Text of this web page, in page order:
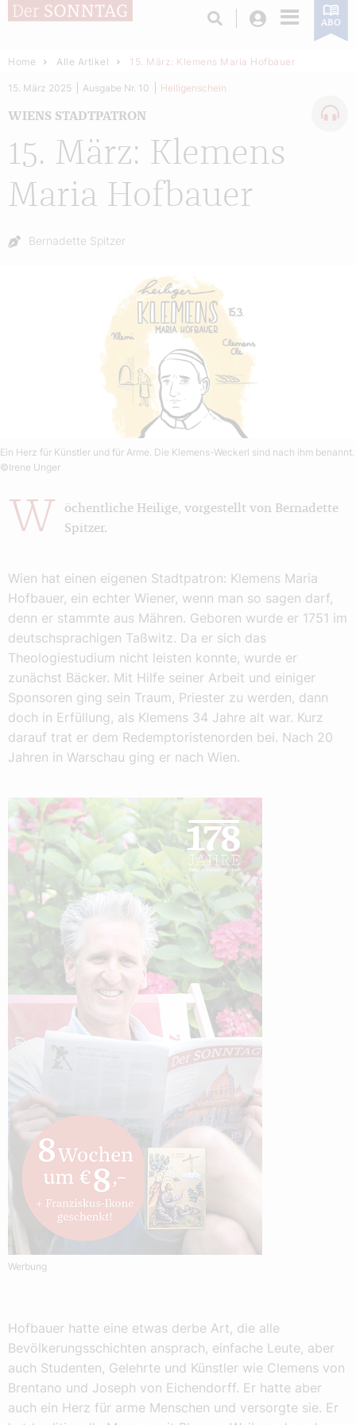
Login ABO
Home Alle Artikel 15. März: Klemens Maria Hofbauer
15. März: Klemens
Maria Hofbauer
WIENS STADTPATRON
15. März 2025 Ausgabe Nr. 10 Heiligenschein
Autor:
Bernadette Spitzer
Ein Herz für Künstler und für Arme. Die Klemens-Weckerl sind nach ihm benannt.
©Irene Unger
W
öchentliche Heilige, vorgestellt von Bernadette
Spitzer.
Wien hat einen eigenen Stadtpatron: Klemens Maria
Hofbauer, ein echter Wiener, wenn man so sagen darf,
denn er stammte aus Mähren. Geboren wurde er 1751 im
deutschsprachigen Taßwitz. Da er sich das
Theologiestudium nicht leisten konnte, wurde er
zunächst Bäcker. Mit Hilfe seiner Arbeit und einiger
Sponsoren ging sein Traum, Priester zu werden, dann
doch in Erfüllung, als Klemens 34 Jahre alt war. Kurz
darauf trat er dem Redemptoristenorden bei. Nach 20
Jahren in Warschau ging er nach Wien.
Werbung
Hofbauer hatte eine etwas derbe Art, die alle
Bevölkerungsschichten ansprach, einfache Leute, aber
auch Studenten, Gelehrte und Künstler wie Clemens von
Brentano und Joseph von Eichendorff. Er hatte aber
auch ein Herz für arme Menschen und versorgte sie. Er